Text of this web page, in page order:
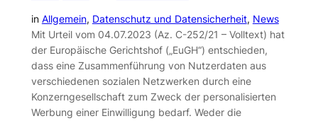
in Allgemein, Datenschutz und Datensicherheit, News
Mit Urteil vom 04.07.2023 (Az. C-252/21 – Volltext) hat
der Europäische Gerichtshof („EuGH“) entschieden,
dass eine Zusammenführung von Nutzerdaten aus
verschiedenen sozialen Netzwerken durch eine
Konzerngesellschaft zum Zweck der personalisierten
Werbung einer Einwilligung bedarf. Weder die